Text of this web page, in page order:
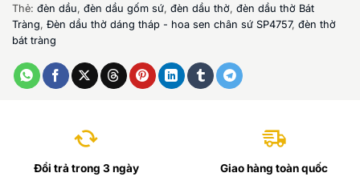
Thẻ: đèn dầu, đèn dầu gốm sứ, đèn dầu thờ, đèn dầu thờ Bát
Tràng, Đèn dầu thờ dáng tháp - hoa sen chân sứ SP4757, đèn thờ
bát tràng
Đổi trả trong 3 ngày Giao hàng toàn quốc